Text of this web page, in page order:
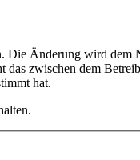
Die Änderung wird dem
zwischen dem
hat.